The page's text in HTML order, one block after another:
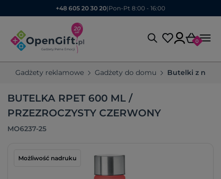
+48 605 20 30 20| Pon-Pt 8:00 - 16:00
0
Gadżety reklamowe Gadżety do domu Butelki z
BUTELKA RPET 600 ML /
PRZEZROCZYSTY CZERWONY
MO6237-25
Możliwość nadruku